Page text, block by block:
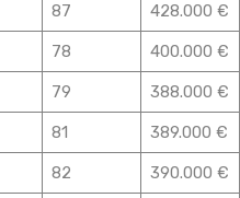
87 428.000 €
78 400.000 €
79 388.000 €
81 389.000 €
82 390.000 €